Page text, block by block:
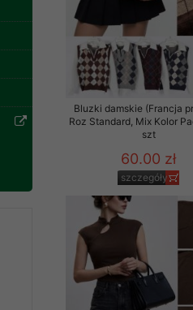
Bluzki damskie (Francja
Roz Standard, Mix Kolor
szt
60.00 zł
szczegóły
znajdziesz
Potrzebujemy na to
Jeżeli klikniesz
GROUP
Sp. z o.o.
Wyrażenie zgody jest
wpływa na zgodność
Dodatkowe
Twoich danych,
podejmowaniu
danych osobowych)
Polityka prywatności
Polityka prywatności